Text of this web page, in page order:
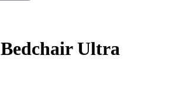
Bedchair Ultra